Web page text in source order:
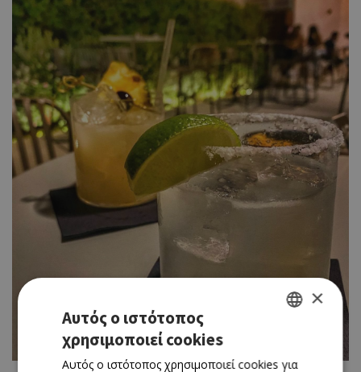
ENGLISH
×
Αυτός ο ιστότοπος
χρησιμοποιεί cookies
Αυτός ο ιστότοπος χρησιμοποιεί cookies για